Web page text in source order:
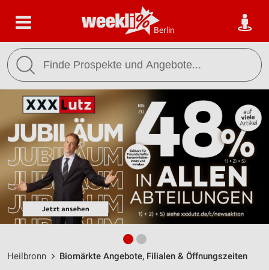
Berlin
Heilbronn Biomärkte Angebote, Filialen & Öffnungszeiten